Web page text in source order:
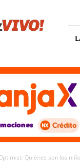
Quiénes son los